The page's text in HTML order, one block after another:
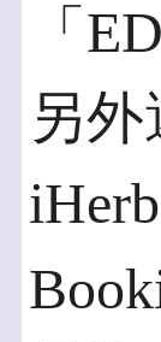
「
另